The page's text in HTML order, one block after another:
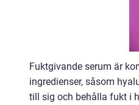
Fuktgivande serum är
ingredienser, såsom
till sig och behålla fukt i